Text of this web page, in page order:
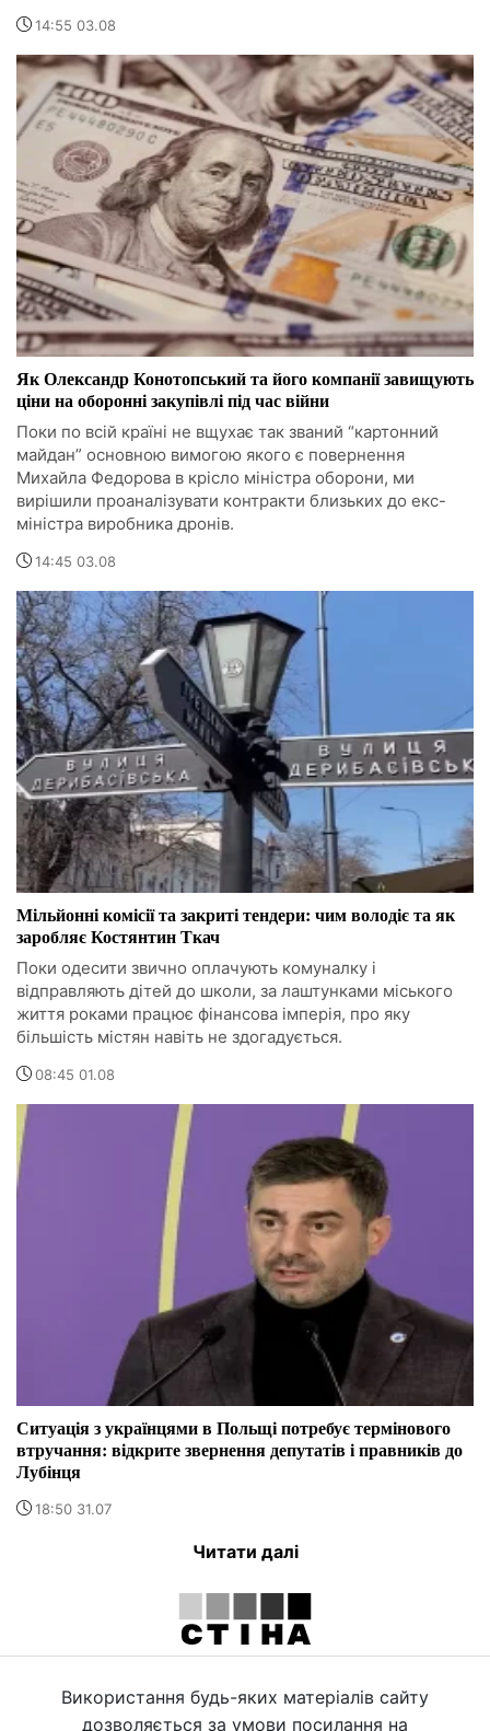
14:55 03.08
Як Олександр Конотопський та його компанії завищують
ціни на оборонні закупівлі під час війни
Поки по всій країні не вщухає так званий “картонний
майдан” основною вимогою якого є повернення
Михайла Федорова в крісло міністра оборони, ми
вирішили проаналізувати контракти близьких до екс-
міністра виробника дронів.
14:45 03.08
Мільйонні комісії та закриті тендери: чим володіє та як
заробляє Костянтин Ткач
Поки одесити звично оплачують комуналку і
відправляють дітей до школи, за лаштунками міського
життя роками працює фінансова імперія, про яку
більшість містян навіть не здогадується.
08:45 01.08
Ситуація з українцями в Польщі потребує термінового
втручання: відкрите звернення депутатів і правників до
Лубінця
18:50 31.07
Читати далі
Використання будь-яких матеріалів сайту
дозволяється за умови посилання на